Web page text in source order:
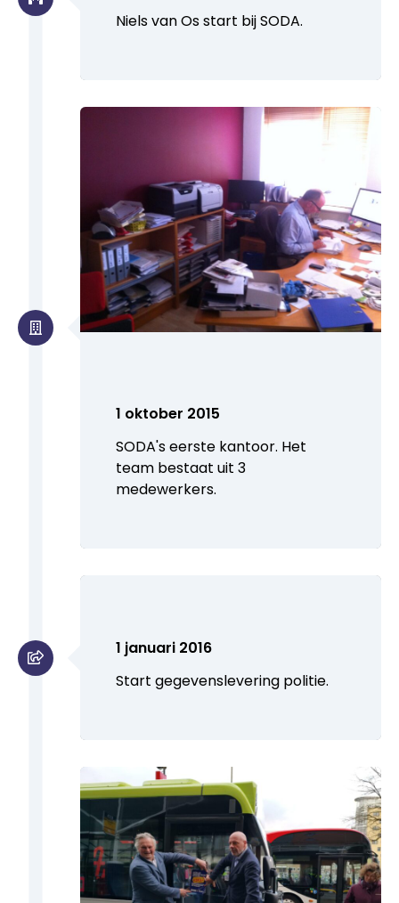
Niels van Os start bij SODA.
1 oktober 2015
SODA's eerste kantoor. Het
team bestaat uit 3
medewerkers.
1 januari 2016
Start gegevenslevering politie.